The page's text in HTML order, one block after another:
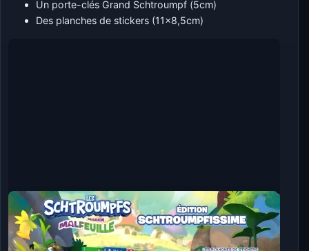
Un porte-clés Grand Schtroumpf (5cm)
Des planches de stickers (11×8,5cm)